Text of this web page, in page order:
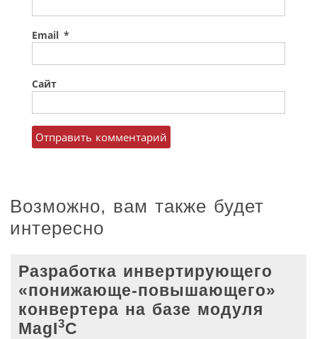
Email *
Сайт
Возможно, вам также будет
интересно
Разработка инвертирующего
«понижающе-повышающего»
конвертера на базе модуля
MagI3C